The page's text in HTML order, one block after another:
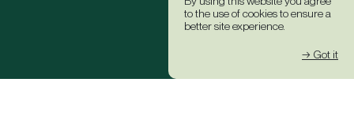
to the use of cookies to ensure a
better site experience.
→ Got it